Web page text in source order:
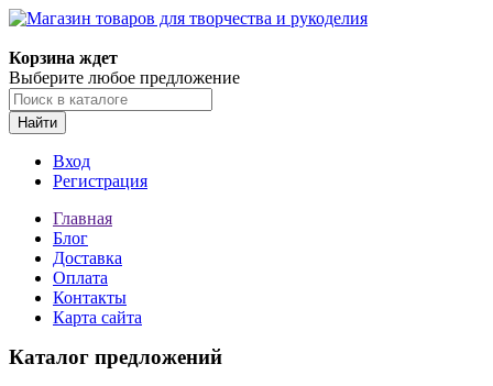
Корзина ждет
Выберите любое предложение
Найти
Вход
Регистрация
Главная
Блог
Доставка
Оплата
Контакты
Карта сайта
Каталог предложений